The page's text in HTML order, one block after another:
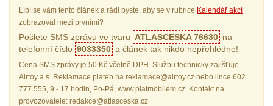
Líbí se vám tento článek a rádi byste, aby se v rubrice Kalendář akcí
zobrazoval mezi prvními?
Pošlete SMS zprávu ve tvaru ATLASCESKA 76630 na
telefonní číslo 9033350 a článek tak nikdo nepřehlédne!
Cena SMS zprávy je 50 Kč včetně DPH. Službu technicky zajišťuje
Airtoy a.s. Reklamace plateb na reklamace@airtoy.cz nebo lince 602
777 555, 9 - 17 hodin, Po-Pá, www.platmobilem.cz. Kontakt na
provozovatele: redakce@atlasceska.cz